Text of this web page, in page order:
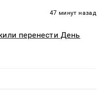
47 минут назад
перенести День